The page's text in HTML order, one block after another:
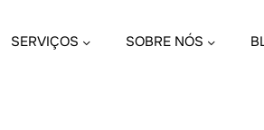
SERVIÇOS SOBRE NÓS